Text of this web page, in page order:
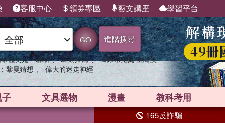
客服中心 領券專區 藝文講座 學習平台
GO 進階搜尋
歷史是一群喵 、 暑期推薦 、 國際布克獎 臺灣漫
黎曼猜想 、 偉大的迷走神經
子 文具選物 漫畫 教科考用
165反詐騙